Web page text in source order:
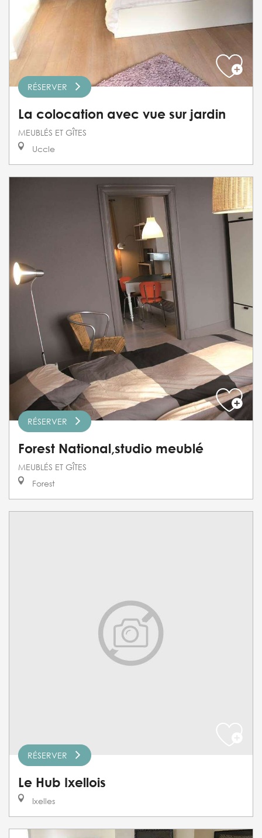
RÉSERVER
La colocation avec vue sur jardin
MEUBLÉS ET GÎTES
Uccle
RÉSERVER
Forest National,studio meublé
MEUBLÉS ET GÎTES
Forest
RÉSERVER
Le Hub Ixellois
Ixelles